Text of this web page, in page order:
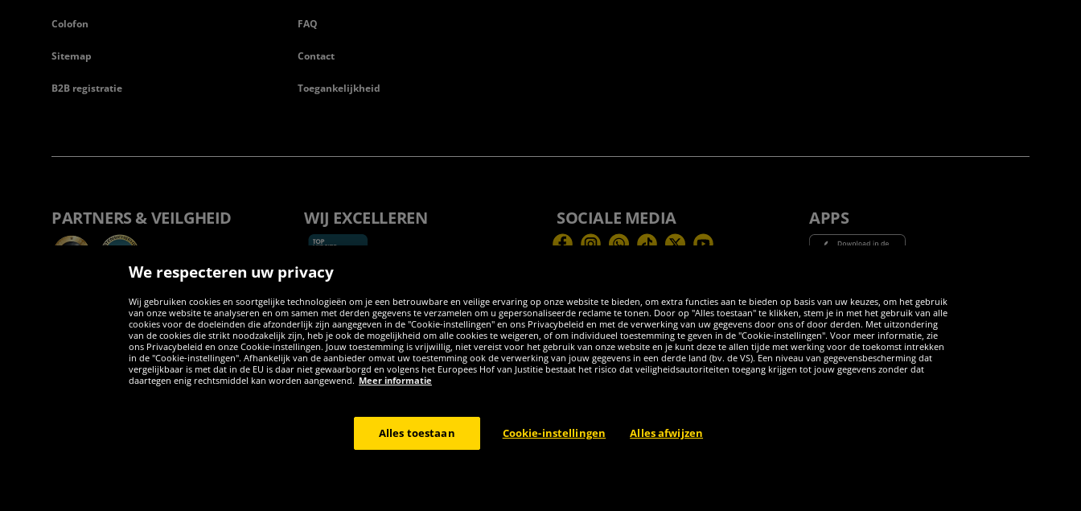
Colofon
Sitemap
B2B registratie
FAQ
Contact
Toegankelijkheid
PARTNERS & VEILGHEID WIJ EXCELLEREN SOCIALE MEDIA
FacebookInstagramWhatsApp
TikTokTwitterYouTube
APPS
*Alle prijzen incl. wettelijke btw excl. verzendingskosten en eventueel kosten voor levering ter plaatse, tenzij anderszins beschreven. 1Huidige of eerdere aanbevolen verkoopprijs van de fabrikant
We respecteren uw privacy
Wij gebruiken cookies en soortgelijke technologieën om je een betrouwbare en veilige ervaring op onze website te bieden, om extra functies aan te bieden op basis van uw keuzes, om het gebruik
van onze website te analyseren en om samen met derden gegevens te verzamelen om u gepersonaliseerde reclame te tonen. Door op "Alles toestaan" te klikken, stem je in met het gebruik van alle
cookies voor de doeleinden die afzonderlijk zijn aangegeven in de "Cookie-instellingen" en ons Privacybeleid en met de verwerking van uw gegevens door ons of door derden. Met uitzondering
van de cookies die strikt noodzakelijk zijn, heb je ook de mogelijkheid om alle cookies te weigeren, of om individueel toestemming te geven in de "Cookie-instellingen". Voor meer informatie, zie
ons Privacybeleid en onze Cookie-instellingen. Jouw toestemming is vrijwillig, niet vereist voor het gebruik van onze website en je kunt deze te allen tijde met werking voor de toekomst intrekken
in de "Cookie-instellingen". Afhankelijk van de aanbieder omvat uw toestemming ook de verwerking van jouw gegevens in een derde land (bv. de VS). Een niveau van gegevensbescherming dat
vergelijkbaar is met dat in de EU is daar niet gewaarborgd en volgens het Europees Hof van Justitie bestaat het risico dat veiligheidsautoriteiten toegang krijgen tot jouw gegevens zonder dat
daartegen enig rechtsmiddel kan worden aangewend. Meer informatie
Cookie-instellingen Alles afwijzen
Alles toestaan